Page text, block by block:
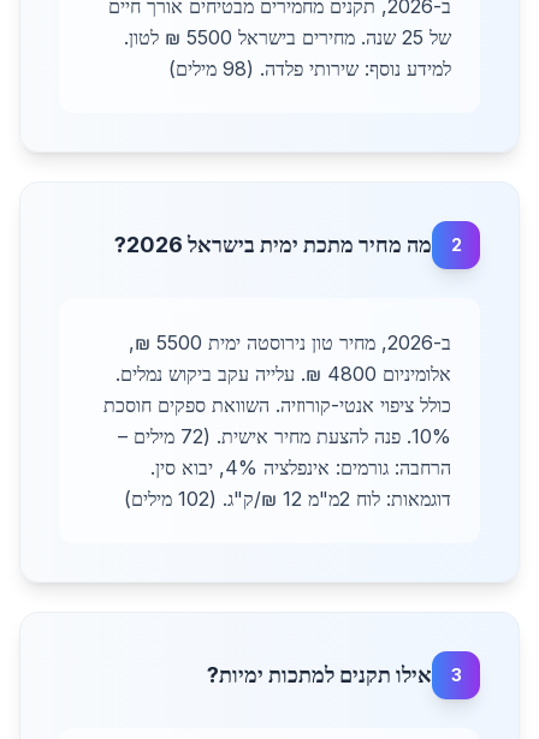
ב-2026, תקנים מחמירים מבטיחים אורך חיים
של 25 שנה. מחירים בישראל 5500 ₪ לטון.
למידע נוסף: שירותי פלדה. (98 מילים)
2 מה מחיר מתכת ימית בישראל 2026?
ב-2026, מחיר טון נירוסטה ימית 5500 ₪,
אלומיניום 4800 ₪. עלייה עקב ביקוש נמלים.
כולל ציפוי אנטי-קורוזיה. השוואת ספקים חוסכת
10%. פנה להצעת מחיר אישית. (72 מילים –
הרחבה: גורמים: אינפלציה 4%, יבוא סין.
דוגמאות: לוח 2מ"מ 12 ₪/ק"ג. (102 מילים)
3 אילו תקנים למתכות ימיות?